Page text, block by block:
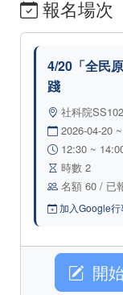
報名場次
4/20「全民
踐
社科院SS102
2026-04-20
12:30 ~
時數 2
名額 60 / 已
加入Google行
開